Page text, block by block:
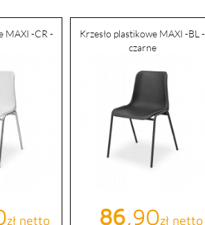
MAXI -CR -
zł netto
Krzesło plastikowe MAXI -BL -
czarne
Cena
86,90zł netto